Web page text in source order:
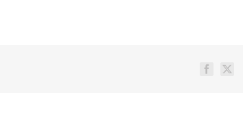
Facebook
X